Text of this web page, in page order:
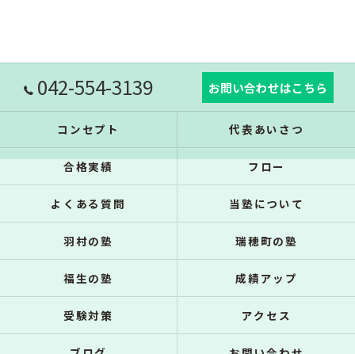
042-554-3139 お問い合わせはこちら
コンセプト 代表あいさつ
合格実績 フロー
よくある質問 当塾について
羽村の塾 瑞穂町の塾
福生の塾 成績アップ
受験対策 アクセス